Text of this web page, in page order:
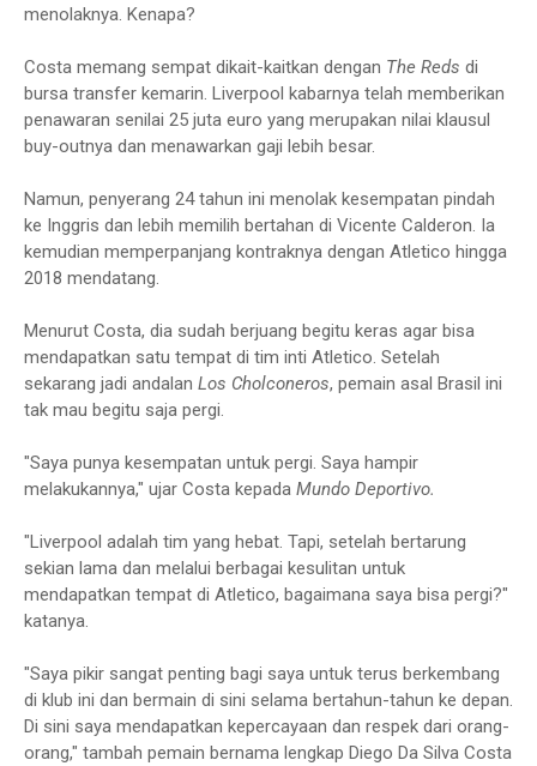
menolaknya. Kenapa?
Costa memang sempat dikait-kaitkan dengan The Reds di
bursa transfer kemarin. Liverpool kabarnya telah memberikan
penawaran senilai 25 juta euro yang merupakan nilai klausul
buy-outnya dan menawarkan gaji lebih besar.
Namun, penyerang 24 tahun ini menolak kesempatan pindah
ke Inggris dan lebih memilih bertahan di Vicente Calderon. Ia
kemudian memperpanjang kontraknya dengan Atletico hingga
2018 mendatang.
Menurut Costa, dia sudah berjuang begitu keras agar bisa
mendapatkan satu tempat di tim inti Atletico. Setelah
sekarang jadi andalan Los Cholconeros, pemain asal Brasil ini
tak mau begitu saja pergi.
"Saya punya kesempatan untuk pergi. Saya hampir
melakukannya," ujar Costa kepada Mundo Deportivo.
"Liverpool adalah tim yang hebat. Tapi, setelah bertarung
sekian lama dan melalui berbagai kesulitan untuk
mendapatkan tempat di Atletico, bagaimana saya bisa pergi?"
katanya.
"Saya pikir sangat penting bagi saya untuk terus berkembang
di klub ini dan bermain di sini selama bertahun-tahun ke depan.
Di sini saya mendapatkan kepercayaan dan respek dari orang-
orang," tambah pemain bernama lengkap Diego Da Silva Costa